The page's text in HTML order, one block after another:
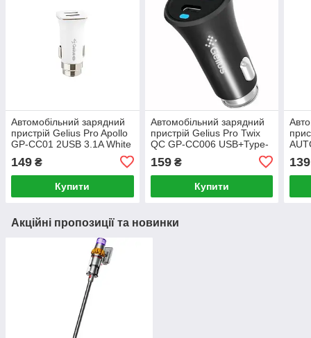
Автомобільний зарядний
пристрій Gelius Pro Apollo
GP-CC01 2USB 3.1A White
149 ₴
Купити
Автомобільний зарядний
пристрій Gelius Pro Twix
QC GP-CC006 USB+Type-
159₴
Купити
139
Акційні пропозиції та новинки